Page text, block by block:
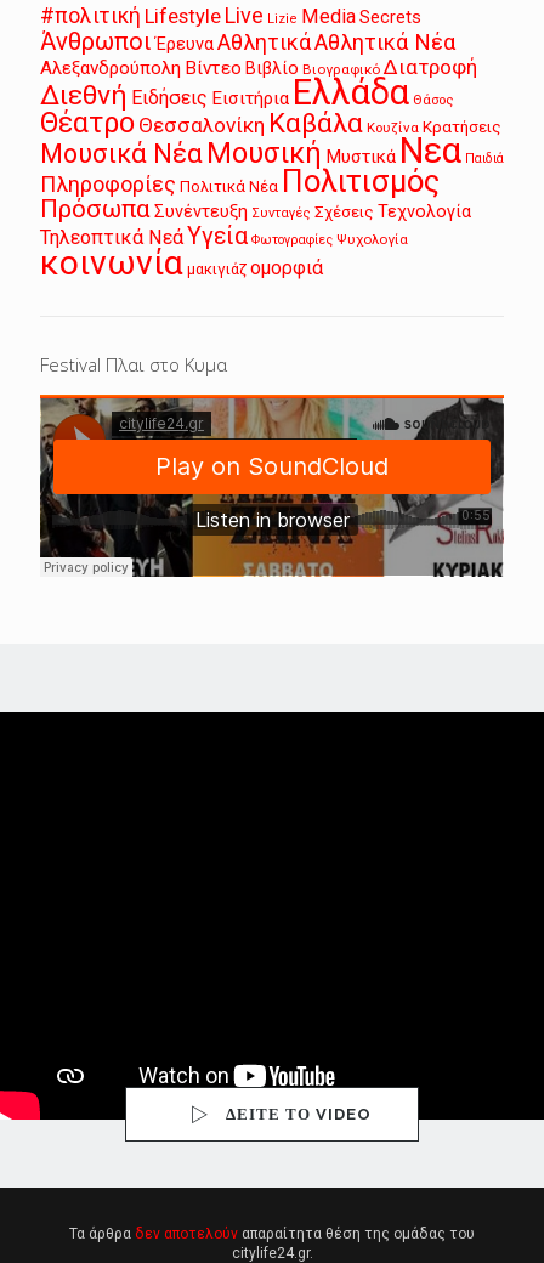
#πολιτική Lifestyle Live Lizie MediaSecrets
Άνθρωποι ΈρευναΑθλητικάΑθλητικά Νέα
Αλεξανδρούπολη Βίντεο Βιβλίο Βιογραφικό Διατροφή
Διεθνή Ειδήσεις Εισιτήρια Ελλάδα Θάσος
Θέατρο Θεσσαλονίκη Καβάλα Κουζίνα Κρατήσεις
Μουσικά Νέα Μουσική Μυστικά Νεα Παιδιά
Πληροφορίες Πολιτικά Νέα Πολιτισμός
ΠρόσωπαΣυνέντευξη Συνταγές Σχέσεις Τεχνολογία
Τηλεοπτικά ΝεάΥγεία Φωτογραφίες Ψυχολογία
κοινωνία μακιγιάζ ομορφιά
Festival Πλαι στο Κυμα
ΔΕΙΤΕ ΤΟ VIDEO
Τα άρθρα δεν αποτελούν απαραίτητα θέση της ομάδας του
citylife24.gr.